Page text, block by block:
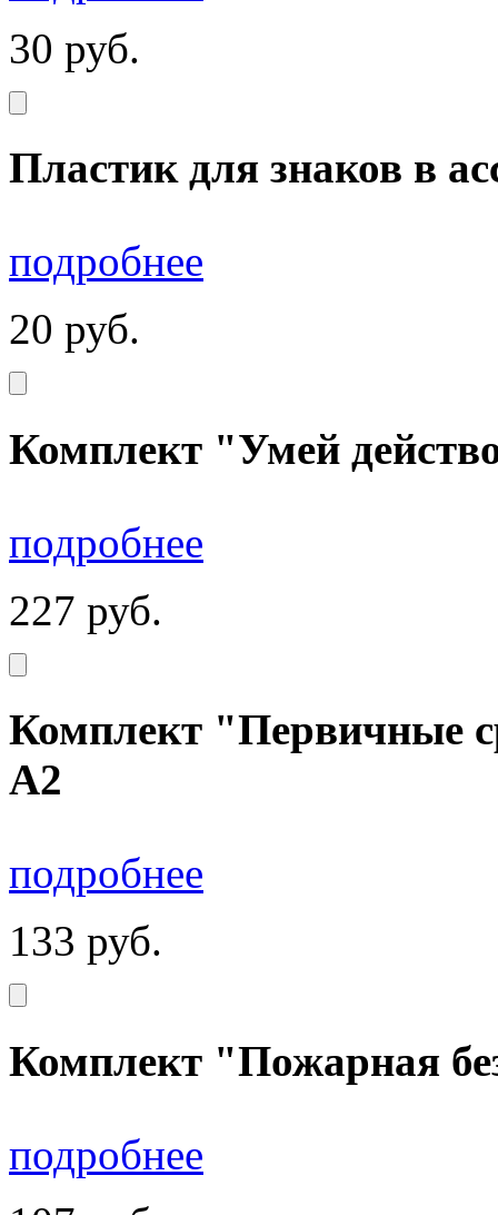
30 руб.
Пластик для знаков в
подробнее
20 руб.
Комплект "Умей
подробнее
227 руб.
Комплект "Первичные
А2
подробнее
133 руб.
Комплект "Пожарная
подробнее